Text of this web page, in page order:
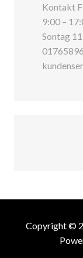
Kontakt
9:00 –
Sontag
Copyright ©